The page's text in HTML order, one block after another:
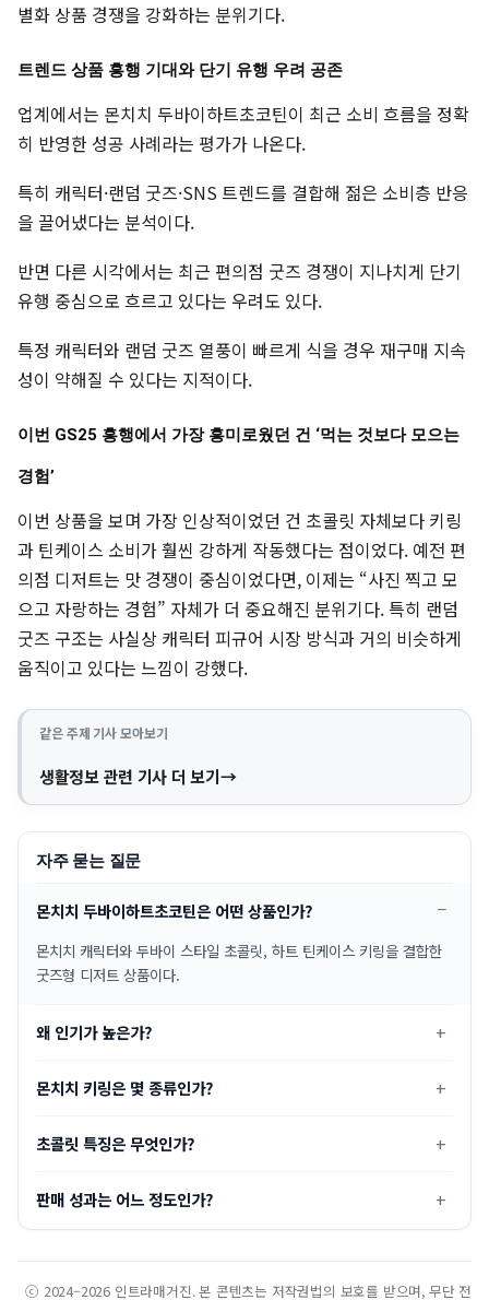
별화 상품 경쟁을 강화하는 분위기다.
트렌드 상품 흥행 기대와 단기 유행 우려 공존
업계에서는 몬치치 두바이하트초코틴이 최근 소비 흐름을 정확
히 반영한 성공 사례라는 평가가 나온다.
특히 캐릭터·랜덤 굿즈·SNS 트렌드를 결합해 젊은 소비층 반응
을 끌어냈다는 분석이다.
반면 다른 시각에서는 최근 편의점 굿즈 경쟁이 지나치게 단기
유행 중심으로 흐르고 있다는 우려도 있다.
특정 캐릭터와 랜덤 굿즈 열풍이 빠르게 식을 경우 재구매 지속
성이 약해질 수 있다는 지적이다.
이번 GS25 흥행에서 가장 흥미로웠던 건 ‘먹는 것보다 모으는
경험’
이번 상품을 보며 가장 인상적이었던 건 초콜릿 자체보다 키링
과 틴케이스 소비가 훨씬 강하게 작동했다는 점이었다. 예전 편
의점 디저트는 맛 경쟁이 중심이었다면, 이제는 “사진 찍고 모
으고 자랑하는 경험” 자체가 더 중요해진 분위기다. 특히 랜덤
굿즈 구조는 사실상 캐릭터 피규어 시장 방식과 거의 비슷하게
움직이고 있다는 느낌이 강했다.
같은 주제 기사 모아보기
생활정보 관련 기사 더 보기
자주 묻는 질문
몬치치 두바이하트초코틴은 어떤 상품인가?
몬치치 캐릭터와 두바이 스타일 초콜릿, 하트 틴케이스 키링을 결합한
굿즈형 디저트 상품이다.
왜 인기가 높은가?
몬치치 키링은 몇 종류인가?
초콜릿 특징은 무엇인가?
판매 성과는 어느 정도인가?
ⓒ 2024–2026 인트라매거진. 본 콘텐츠는 저작권법의 보호를 받으며, 무단 전